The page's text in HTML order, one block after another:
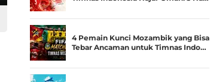
4 Pemain Kunci Mozambik yang Bisa
Tebar Ancaman untuk Timnas Indo…